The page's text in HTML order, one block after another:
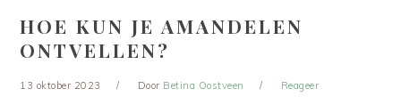
HOE KUN JE AMANDELEN
ONTVELLEN?
13 oktober 2023 Door Betina Oostveen Reageer